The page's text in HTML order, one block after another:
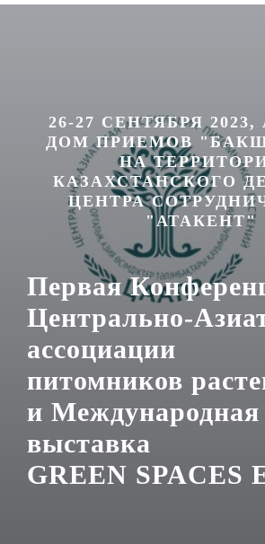
26-27 СЕНТЯБРЯ
ДОМ ПРИЕМОВ
НА
КАЗАХСТАНСКОГО
ЦЕНТРА
"АТАКЕНТ"
Первая
Центрально-
ассоциации
питомников
и Международная
выставка
GREEN SPACES